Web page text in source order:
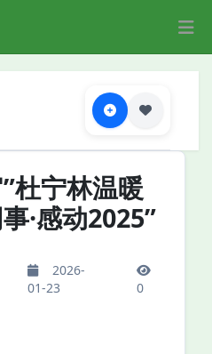
杜宁林温暖
·感动2025”
2026-
01-23
0